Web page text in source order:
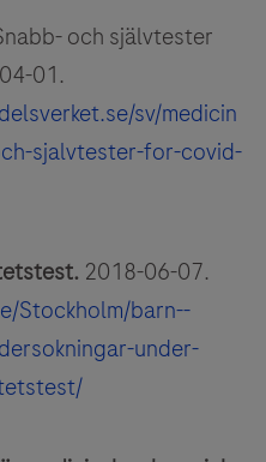
och självtester
01.
sv/medicin
sjalvtester-for-covid-
2018-06-07.
Stockholm/barn--
under-